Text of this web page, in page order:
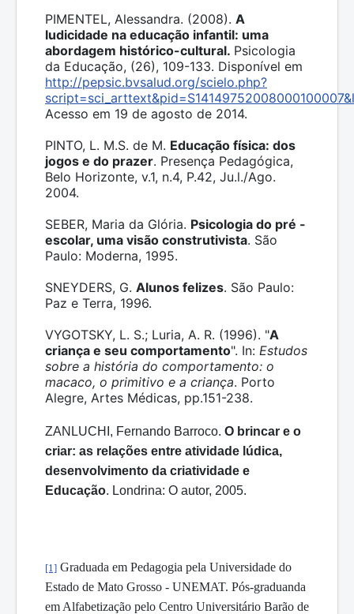
PIMENTEL, Alessandra. (2008). A
ludicidade na educação infantil: uma
abordagem histórico-cultural. Psicologia
da Educação, (26), 109-133. Disponível em
http://pepsic.bvsalud.org/scielo.php?
Acesso em 19 de agosto de 2014.
PINTO, L. M.S. de M. Educação física: dos
jogos e do prazer. Presença Pedagógica,
Belo Horizonte, v.1, n.4, P.42, Ju.l./Ago.
2004.
SEBER, Maria da Glória. Psicologia do pré -
escolar, uma visão construtivista. São
Paulo: Moderna, 1995.
SNEYDERS, G. Alunos felizes. São Paulo:
Paz e Terra, 1996.
VYGOTSKY, L. S.; Luria, A. R. (1996). "A
criança e seu comportamento". In: Estudos
sobre a história do comportamento: o
macaco, o primitivo e a criança. Porto
Alegre, Artes Médicas, pp.151-238.
ZANLUCHI, Fernando Barroco. O brincar e o
criar: as relações entre atividade lúdica,
desenvolvimento da criatividade e
Educação. Londrina: O autor, 2005.
[1] Graduada em Pedagogia pela Universidade do
Estado de Mato Grosso - UNEMAT. Pós-graduanda
em Alfabetização pelo Centro Universitário Barão de